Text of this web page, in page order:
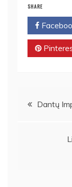
SHARE
Dantų